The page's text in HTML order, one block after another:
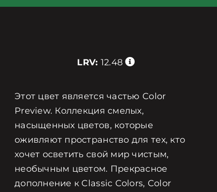
LRV: 12.48
Этот цвет является частью Color
Preview. Коллекция смелых,
насыщенных цветов, которые
оживляют пространство для тех, кто
хочет осветить свой мир чистым,
необычным цветом. Прекрасное
дополнение к Classic Colors, Color